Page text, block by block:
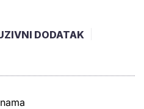
DODATAK